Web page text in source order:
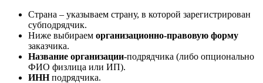
Страна – указываем страну, в которой зарегистрирован
субподрядчик.
Ниже выбираем организационно-правовую форму
заказчика.
Название организации-подрядчика (либо опционально
ФИО физлица или ИП).
ИННподрядчика.